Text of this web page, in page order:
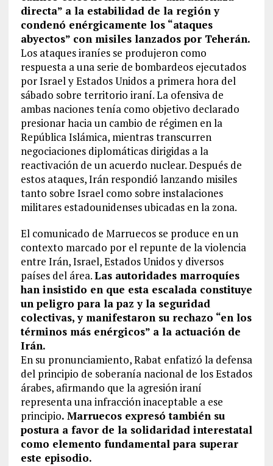
directa” a la estabilidad de la región y
condenó enérgicamente los “ataques
abyectos” con misiles lanzados por Teherán.
Los ataques iraníes se produjeron como
respuesta a una serie de bombardeos ejecutados
por Israel y Estados Unidos a primera hora del
sábado sobre territorio iraní. La ofensiva de
ambas naciones tenía como objetivo declarado
presionar hacia un cambio de régimen en la
República Islámica, mientras transcurren
negociaciones diplomáticas dirigidas a la
reactivación de un acuerdo nuclear. Después de
estos ataques, Irán respondió lanzando misiles
tanto sobre Israel como sobre instalaciones
militares estadounidenses ubicadas en la zona.
El comunicado de Marruecos se produce en un
contexto marcado por el repunte de la violencia
entre Irán, Israel, Estados Unidos y diversos
países del área.Las autoridades marroquíes
han insistido en que esta escalada constituye
un peligro para la paz y la seguridad
colectivas, y manifestaron su rechazo “en los
términos más enérgicos” a la actuación de
Irán.
En su pronunciamiento, Rabat enfatizó la defensa
del principio de soberanía nacional de los Estados
árabes, afirmando que la agresión iraní
representa una infracción inaceptable a ese
principio. Marruecos expresó también su
postura a favor de la solidaridad interestatal
como elemento fundamental para superar
este episodio.